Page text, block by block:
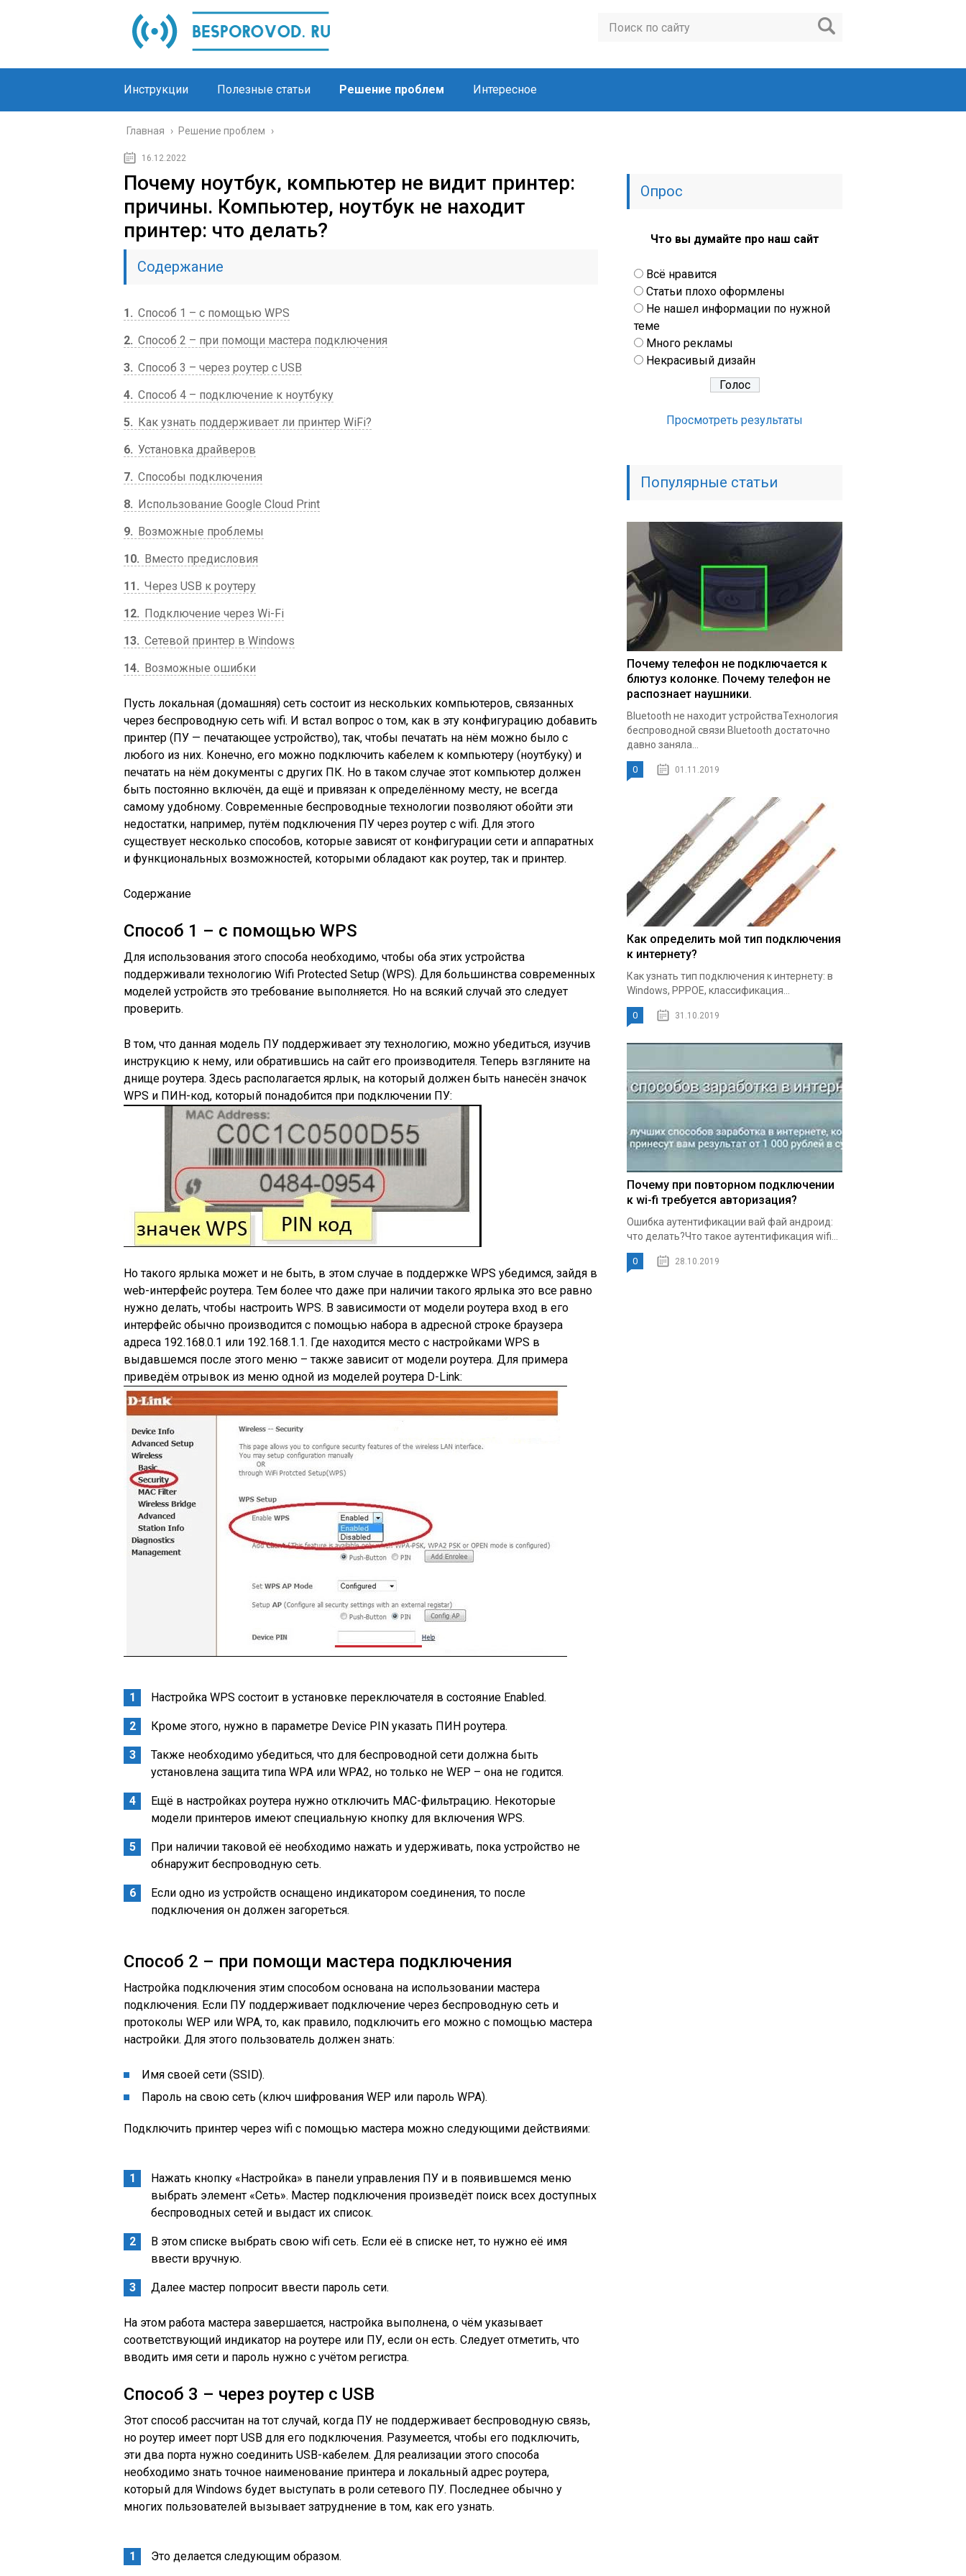
Инструкции Полезные статьи Решение проблем Интересное
Главная › Решение проблем ›
16.12.2022
Почему ноутбук, компьютер не видит принтер:
причины. Компьютер, ноутбук не находит
принтер: что делать?
Содержание
1
Способ 1 – с помощью WPS
2 Способ 2 – при помощи мастера подключения
3 Способ 3 – через роутер с USB
4 Способ 4 – подключение к ноутбуку
5
Как узнать поддерживает ли принтер WiFi?
6 Установка драйверов
7 Способы подключения
8
Использование Google Cloud Print
9
Возможные проблемы
10
Вместо предисловия
11
Через USB к роутеру
12
Подключение через Wi-Fi
13 Сетевой принтер в Windows
14
Возможные ошибки
Пусть локальная (домашняя) сеть состоит из нескольких компьютеров, связанных
через беспроводную сеть wifi. И встал вопрос о том, как в эту конфигурацию добавить
принтер (ПУ — печатающее устройство), так, чтобы печатать на нём можно было с
любого из них. Конечно, его можно подключить кабелем к компьютеру (ноутбуку) и
печатать на нём документы с других ПК. Но в таком случае этот компьютер должен
быть постоянно включён, да ещё и привязан к определённому месту, не всегда
самому удобному. Современные беспроводные технологии позволяют обойти эти
недостатки, например, путём подключения ПУ через роутер с wifi. Для этого
существует несколько способов, которые зависят от конфигурации сети и аппаратных
и функциональных возможностей, которыми обладают как роутер, так и принтер.
Содержание
Способ 1 – с помощью WPS
Для использования этого способа необходимо, чтобы оба этих устройства
поддерживали технологию Wifi Protected Setup (WPS). Для большинства современных
моделей устройств это требование выполняется. Но на всякий случай это следует
проверить.
В том, что данная модель ПУ поддерживает эту технологию, можно убедиться, изучив
инструкцию к нему, или обратившись на сайт его производителя. Теперь взгляните на
днище роутера. Здесь располагается ярлык, на который должен быть нанесён значок
WPS и ПИН-код, который понадобится при подключении ПУ:
Но такого ярлыка может и не быть, в этом случае в поддержке WPS убедимся, зайдя в
web-интерфейс роутера. Тем более что даже при наличии такого ярлыка это все равно
нужно делать, чтобы настроить WPS. В зависимости от модели роутера вход в его
интерфейс обычно производится с помощью набора в адресной строке браузера
адреса 192.168.0.1 или 192.168.1.1. Где находится место с настройками WPS в
выдавшемся после этого меню – также зависит от модели роутера. Для примера
приведём отрывок из меню одной из моделей роутера D-Link:
Настройка WPS состоит в установке переключателя в состояние Enabled.
Кроме этого, нужно в параметре Device PIN указать ПИН роутера.
Также необходимо убедиться, что для беспроводной сети должна быть
установлена защита типа WPA или WPA2, но только не WEP – она не годится.
Ещё в настройках роутера нужно отключить MAC-фильтрацию. Некоторые
модели принтеров имеют специальную кнопку для включения WPS.
При наличии таковой её необходимо нажать и удерживать, пока устройство не
обнаружит беспроводную сеть.
Если одно из устройств оснащено индикатором соединения, то после
подключения он должен загореться.
Способ 2 – при помощи мастера подключения
Настройка подключения этим способом основана на использовании мастера
подключения. Если ПУ поддерживает подключение через беспроводную сеть и
протоколы WEP или WPA, то, как правило, подключить его можно с помощью мастера
настройки. Для этого пользователь должен знать:
Имя своей сети (SSID).
Пароль на свою сеть (ключ шифрования WEP или пароль WPA).
Подключить принтер через wifi с помощью мастера можно следующими действиями:
Нажать кнопку «Настройка» в панели управления ПУ и в появившемся меню
выбрать элемент «Сеть». Мастер подключения произведёт поиск всех доступных
беспроводных сетей и выдаст их список.
В этом списке выбрать свою wifi сеть. Если её в списке нет, то нужно её имя
ввести вручную.
Далее мастер попросит ввести пароль сети.
На этом работа мастера завершается, настройка выполнена, о чём указывает
соответствующий индикатор на роутере или ПУ, если он есть. Следует отметить, что
вводить имя сети и пароль нужно с учётом регистра.
Способ 3 – через роутер с USB
Этот способ рассчитан на тот случай, когда ПУ не поддерживает беспроводную связь,
но роутер имеет порт USB для его подключения. Разумеется, чтобы его подключить,
эти два порта нужно соединить USB-кабелем. Для реализации этого способа
необходимо знать точное наименование принтера и локальный адрес роутера,
который для Windows будет выступать в роли сетевого ПУ. Последнее обычно у
многих пользователей вызывает затруднение в том, как его узнать.
Это делается следующим образом.
Опрос
Что вы думайте про наш сайт
Всё нравится
Статьи плохо оформлены
Не нашел информации по нужной
теме
Много рекламы
Некрасивый дизайн
Просмотреть результаты
Популярные статьи
Почему телефон не подключается к
блютуз колонке. Почему телефон не
распознает наушники.
Bluetooth не находит устройстваТехнология
беспроводной связи Bluetooth достаточно
давно заняла...
0 01.11.2019
Как определить мой тип подключения
к интернету?
Как узнать тип подключения к интернету: в
Windows, PPPOE, классификация...
0 31.10.2019
Почему при повторном подключении
к wi-fi требуется авторизация?
Ошибка аутентификации вай фай андроид:
что делать?Что такое аутентификация wifi...
0 28.10.2019